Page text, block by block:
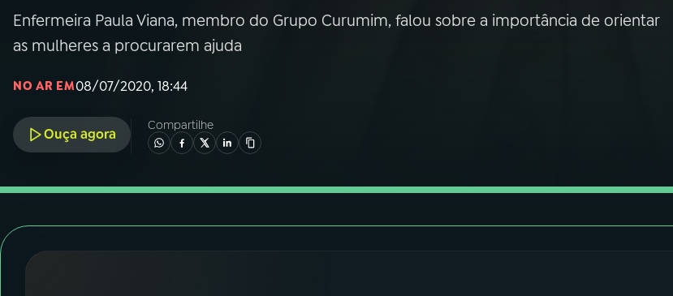
03PROGRAMAÇÃO
05 PODCASTS
Enfermeira Paula Viana, membro do Grupo Curumim, falou sobre a importância de orientar
as mulheres a procurarem ajuda
NO AR EM08/07/2020, 18:44
Ouça agora
Compartilhe